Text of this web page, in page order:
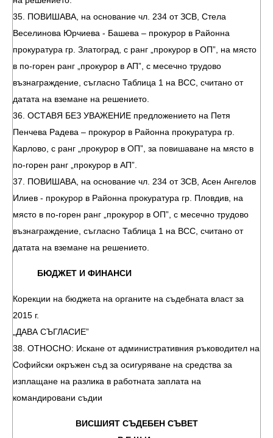
35. ПОВИШАВА, на основание чл. 234 от ЗСВ, Стела
Веселинова Юрчиева - Башева – прокурор в Районна
прокуратура гр. Златоград, с ранг „прокурор в ОП”, на място
в по-горен ранг „прокурор в АП”, с месечно трудово
възнаграждение, съгласно Таблица 1 на ВСС, считано от
датата на вземане на решението.
36. ОСТАВЯ БЕЗ УВАЖЕНИЕ предложението на Петя
Пенчева Радева – прокурор в Районна прокуратура гр.
Карлово, с ранг „прокурор в ОП”, за повишаване на място в
по-горен ранг „прокурор в АП”.
37. ПОВИШАВА, на основание чл. 234 от ЗСВ, Асен Ангелов
Илиев - прокурор в Районна прокуратура гр. Пловдив, на
място в по-горен ранг „прокурор в ОП”, с месечно трудово
възнаграждение, съгласно Таблица 1 на ВСС, считано от
датата на вземане на решението.
БЮДЖЕТ И ФИНАНСИ
Корекции на бюджета на органите на съдебната власт за
2015 г.
„ДАВА СЪГЛАСИЕ”
38. ОТНОСНО: Искане от административния ръководител на
Софийски окръжен съд за осигуряване на средства за
изплащане на разлика в работната заплата на
командировани съдии
ВИСШИЯТ СЪДЕБЕН СЪВЕТ